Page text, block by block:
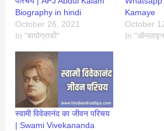
Biography in hindi
October 26, 2021
In "बायोग्राफी"
Kamaye
October
In
स्वामी विवेकानंद का जीवन परिचय
| Swami Vivekananda